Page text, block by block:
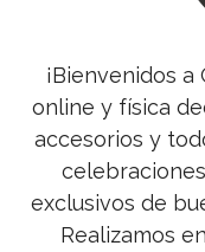
¡Bienvenidos
online y física
accesorios y
exclusivos de
Realizamos